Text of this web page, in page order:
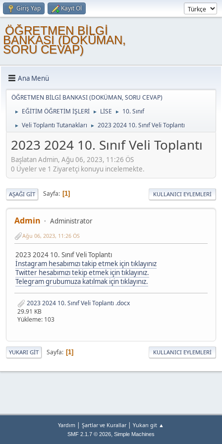
Giriş Yap Kayıt Ol
ÖĞRETMEN BİLGİ
BANKASI (DOKÜMAN,
SORU CEVAP)
Ana Menü
ÖĞRETMEN BİLGİ BANKASI (DOKÜMAN, SORU CEVAP)
► EĞİTİM ÖĞRETİM İŞLERİ ► LİSE ► 10. Sınıf
► Veli Toplantı Tutanakları ► 2023 2024 10. Sınıf Veli Toplantı
2023 2024 10. Sınıf Veli Toplantı
Başlatan Admin, Ağu 06, 2023, 11:26 ÖS
0 Üyeler ve 1 Ziyaretçi konuyu incelemekte.
AŞAĞI GIT Sayfa 1 KULLANICI EYLEMLERI
Admin Administrator
Ağu 06, 2023, 11:26 ÖS
2023 2024 10. Sınıf Veli Toplantı
İnstagram hesabımızı takip etmek için tıklayınız
Twitter hesabımızı tekip etmek için tıklayınız.
Telegram grubumuza katılmak için tıklayınız.
2023 2024 10. Sınıf Veli Toplantı .docx
29.91 KB
Yükleme: 103
YUKARI GIT Sayfa 1 KULLANICI EYLEMLERI
Yardım | Şartlar ve Kurallar| Yukarı git ▲
SMF 2.1.7 © 2026, Simple Machines